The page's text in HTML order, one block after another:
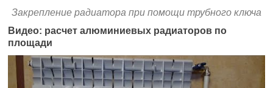
Закрепление радиатора при помощи трубного ключа
Видео: расчет алюминиевых радиаторов по
площади